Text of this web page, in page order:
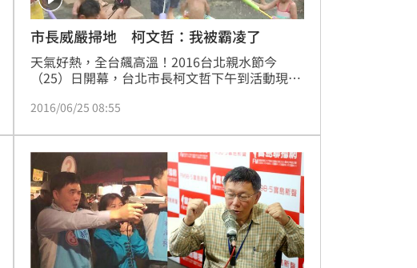
市長威嚴掃地 柯文哲：我被霸凌了
天氣好熱，全台飆高溫！2016台北親水節今
（25）日開幕，台北市長柯文哲下午到活動現場
開戰，柯文哲就落荒而逃，他說明年可不可以換
2016/06/25 08:55